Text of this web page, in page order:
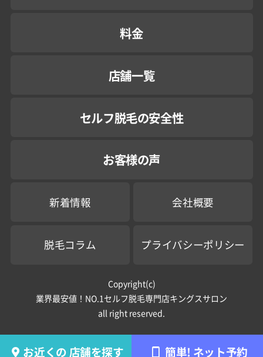
 お近くの 店舗を探す  簡単! ネット予約
料金
店舗一覧
セルフ脱毛の安全性
お客様の声
新着情報 会社概要
脱毛コラム プライバシーポリシー
Copyright(c)
業界最安値！NO.1セルフ脱毛専門店キングスサロン
all right reserved.